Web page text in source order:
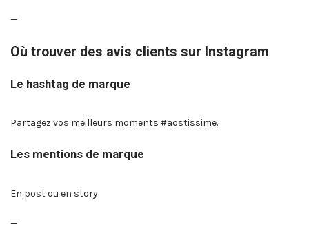
—
Où trouver des avis clients sur Instagram
Le hashtag de marque
Partagez vos meilleurs moments #aostissime.
Les mentions de marque
En post ou en story.
—